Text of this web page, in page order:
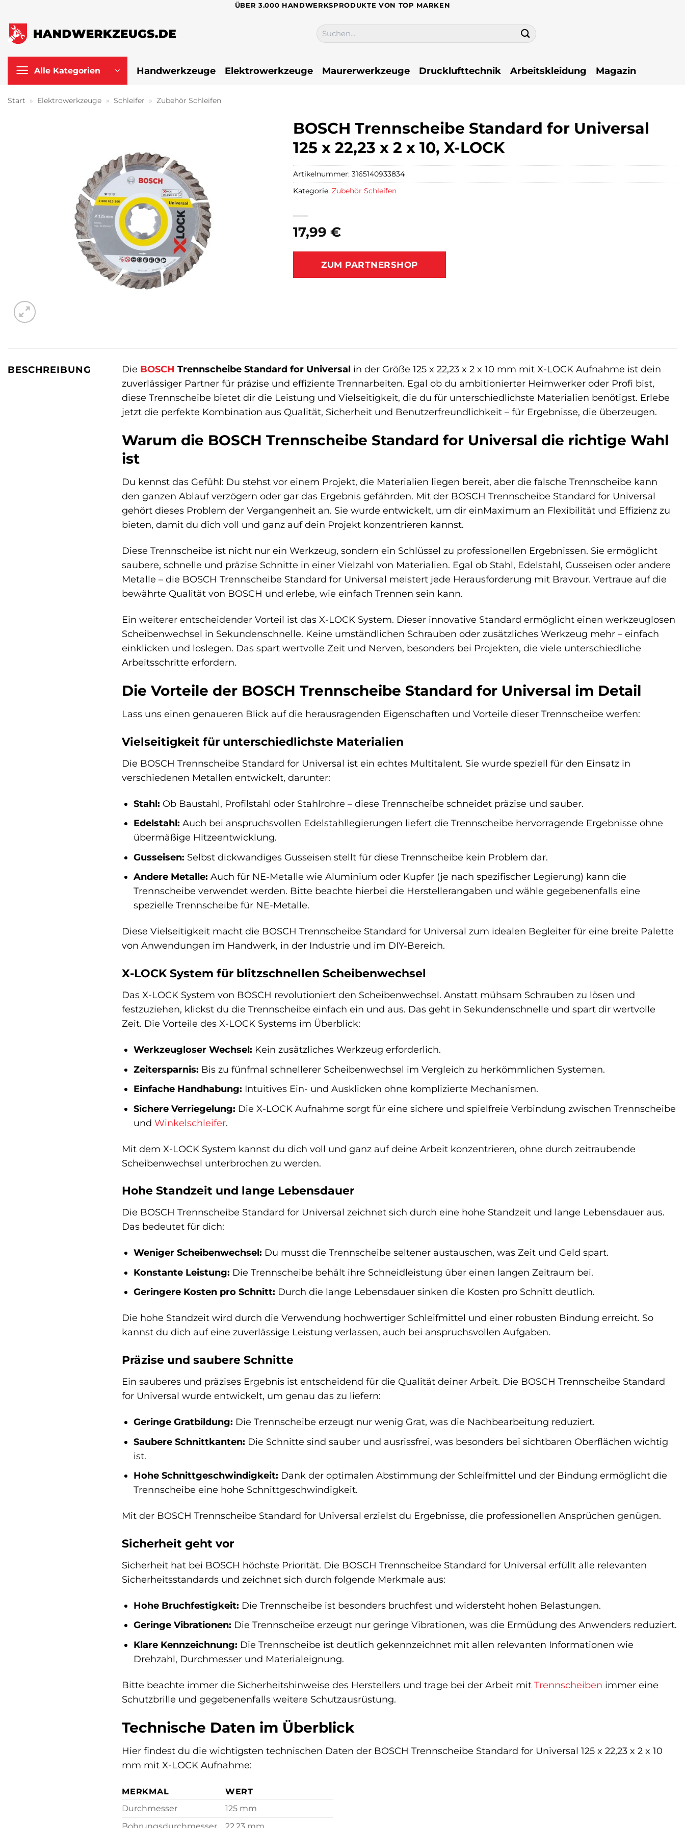
springen
ÜBER 3.000 HANDWERKSPRODUKTE VON TOP MARKEN
Suchen
nach:
Alle Kategorien Handwerkzeuge Elektrowerkzeuge Maurerwerkzeuge Drucklufttechnik Arbeitskleidung Magazin
Start » Elektrowerkzeuge » Schleifer » Zubehör Schleifen
BOSCH Trennscheibe Standard for Universal
125 x 22,23 x 2 x 10, X-LOCK
17,99 €
ZUM PARTNERSHOP
Artikelnummer: 3165140933834
Kategorie: Zubehör Schleifen
BESCHREIBUNG Die BOSCH Trennscheibe Standard for Universal in der Größe 125 x 22,23 x 2 x 10 mm mit X-LOCK Aufnahme ist dein
zuverlässiger Partner für präzise und effiziente Trennarbeiten. Egal ob du ambitionierter Heimwerker oder Profi bist,
diese Trennscheibe bietet dir die Leistung und Vielseitigkeit, die du für unterschiedlichste Materialien benötigst. Erlebe
jetzt die perfekte Kombination aus Qualität, Sicherheit und Benutzerfreundlichkeit – für Ergebnisse, die überzeugen.
Warum die BOSCH Trennscheibe Standard for Universal die richtige Wahl
ist
Du kennst das Gefühl: Du stehst vor einem Projekt, die Materialien liegen bereit, aber die falsche Trennscheibe kann
den ganzen Ablauf verzögern oder gar das Ergebnis gefährden. Mit der BOSCH Trennscheibe Standard for Universal
gehört dieses Problem der Vergangenheit an. Sie wurde entwickelt, um dir einMaximum an Flexibilität und Effizienz zu
bieten, damit du dich voll und ganz auf dein Projekt konzentrieren kannst.
Diese Trennscheibe ist nicht nur ein Werkzeug, sondern ein Schlüssel zu professionellen Ergebnissen. Sie ermöglicht
saubere, schnelle und präzise Schnitte in einer Vielzahl von Materialien. Egal ob Stahl, Edelstahl, Gusseisen oder andere
Metalle – die BOSCH Trennscheibe Standard for Universal meistert jede Herausforderung mit Bravour. Vertraue auf die
bewährte Qualität von BOSCH und erlebe, wie einfach Trennen sein kann.
Ein weiterer entscheidender Vorteil ist das X-LOCK System. Dieser innovative Standard ermöglicht einen werkzeuglosen
Scheibenwechsel in Sekundenschnelle. Keine umständlichen Schrauben oder zusätzliches Werkzeug mehr – einfach
einklicken und loslegen. Das spart wertvolle Zeit und Nerven, besonders bei Projekten, die viele unterschiedliche
Arbeitsschritte erfordern.
Die Vorteile der BOSCH Trennscheibe Standard for Universal im Detail
Lass uns einen genaueren Blick auf die herausragenden Eigenschaften und Vorteile dieser Trennscheibe werfen:
Vielseitigkeit für unterschiedlichste Materialien
Die BOSCH Trennscheibe Standard for Universal ist ein echtes Multitalent. Sie wurde speziell für den Einsatz in
verschiedenen Metallen entwickelt, darunter:
Stahl: Ob Baustahl, Profilstahl oder Stahlrohre – diese Trennscheibe schneidet präzise und sauber.
Edelstahl: Auch bei anspruchsvollen Edelstahllegierungen liefert die Trennscheibe hervorragende Ergebnisse ohne
übermäßige Hitzeentwicklung.
Gusseisen: Selbst dickwandiges Gusseisen stellt für diese Trennscheibe kein Problem dar.
Andere Metalle: Auch für NE-Metalle wie Aluminium oder Kupfer (je nach spezifischer Legierung) kann die
Trennscheibe verwendet werden. Bitte beachte hierbei die Herstellerangaben und wähle gegebenenfalls eine
spezielle Trennscheibe für NE-Metalle.
Diese Vielseitigkeit macht die BOSCH Trennscheibe Standard for Universal zum idealen Begleiter für eine breite Palette
von Anwendungen im Handwerk, in der Industrie und im DIY-Bereich.
X-LOCK System für blitzschnellen Scheibenwechsel
Das X-LOCK System von BOSCH revolutioniert den Scheibenwechsel. Anstatt mühsam Schrauben zu lösen und
festzuziehen, klickst du die Trennscheibe einfach ein und aus. Das geht in Sekundenschnelle und spart dir wertvolle
Zeit. Die Vorteile des X-LOCK Systems im Überblick:
Werkzeugloser Wechsel: Kein zusätzliches Werkzeug erforderlich.
Zeitersparnis: Bis zu fünfmal schnellerer Scheibenwechsel im Vergleich zu herkömmlichen Systemen.
Einfache Handhabung: Intuitives Ein- und Ausklicken ohne komplizierte Mechanismen.
Sichere Verriegelung: Die X-LOCK Aufnahme sorgt für eine sichere und spielfreie Verbindung zwischen Trennscheibe
und Winkelschleifer.
Mit dem X-LOCK System kannst du dich voll und ganz auf deine Arbeit konzentrieren, ohne durch zeitraubende
Scheibenwechsel unterbrochen zu werden.
Hohe Standzeit und lange Lebensdauer
Die BOSCH Trennscheibe Standard for Universal zeichnet sich durch eine hohe Standzeit und lange Lebensdauer aus.
Das bedeutet für dich:
Weniger Scheibenwechsel: Du musst die Trennscheibe seltener austauschen, was Zeit und Geld spart.
Konstante Leistung: Die Trennscheibe behält ihre Schneidleistung über einen langen Zeitraum bei.
Geringere Kosten pro Schnitt: Durch die lange Lebensdauer sinken die Kosten pro Schnitt deutlich.
Die hohe Standzeit wird durch die Verwendung hochwertiger Schleifmittel und einer robusten Bindung erreicht. So
kannst du dich auf eine zuverlässige Leistung verlassen, auch bei anspruchsvollen Aufgaben.
Präzise und saubere Schnitte
Ein sauberes und präzises Ergebnis ist entscheidend für die Qualität deiner Arbeit. Die BOSCH Trennscheibe Standard
for Universal wurde entwickelt, um genau das zu liefern:
Geringe Gratbildung: Die Trennscheibe erzeugt nur wenig Grat, was die Nachbearbeitung reduziert.
Saubere Schnittkanten: Die Schnitte sind sauber und ausrissfrei, was besonders bei sichtbaren Oberflächen wichtig
ist.
Hohe Schnittgeschwindigkeit: Dank der optimalen Abstimmung der Schleifmittel und der Bindung ermöglicht die
Trennscheibe eine hohe Schnittgeschwindigkeit.
Mit der BOSCH Trennscheibe Standard for Universal erzielst du Ergebnisse, die professionellen Ansprüchen genügen.
Sicherheit geht vor
Sicherheit hat bei BOSCH höchste Priorität. Die BOSCH Trennscheibe Standard for Universal erfüllt alle relevanten
Sicherheitsstandards und zeichnet sich durch folgende Merkmale aus:
Hohe Bruchfestigkeit: Die Trennscheibe ist besonders bruchfest und widersteht hohen Belastungen.
Geringe Vibrationen: Die Trennscheibe erzeugt nur geringe Vibrationen, was die Ermüdung des Anwenders reduziert.
Klare Kennzeichnung: Die Trennscheibe ist deutlich gekennzeichnet mit allen relevanten Informationen wie
Drehzahl, Durchmesser und Materialeignung.
Bitte beachte immer die Sicherheitshinweise des Herstellers und trage bei der Arbeit mit Trennscheiben immer eine
Schutzbrille und gegebenenfalls weitere Schutzausrüstung.
Technische Daten im Überblick
Hier findest du die wichtigsten technischen Daten der BOSCH Trennscheibe Standard for Universal 125 x 22,23 x 2 x 10
mm mit X-LOCK Aufnahme:
MERKMAL
WERT
Durchmesser
125 mm
Bohrungsdurchmesser
22,23 mm